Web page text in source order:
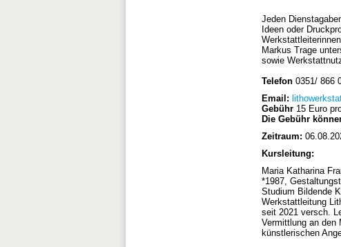
Jeden
Ideen oder
Markus Trage
sowie
Telefon 0351/ 866
Email:
Gebühr 15 Euro
Die Gebühr
Zeitraum:
Kursleitung:
Maria Katharina
*1987,
Studium Bildende
Werkstattleitung
seit 2021 versch.
Vermittlung an den
künstlerischen